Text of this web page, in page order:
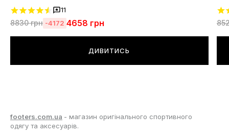
11
8830грн -4172 4658 грн
ДИВИТИСЬ
footers.com.ua - магазин оригінального спортивного
одягу та аксесуарів.